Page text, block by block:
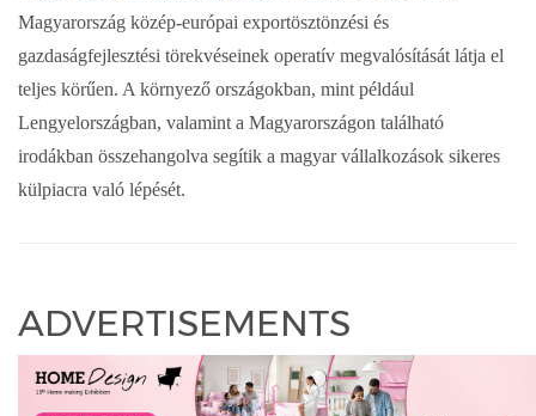
Magyarország közép-európai exportösztönzési és
gazdaságfejlesztési törekvéseinek operatív megvalósítását látja el
teljes körűen. A környező országokban, mint például
Lengyelországban, valamint a Magyarországon található
irodákban összehangolva segítik a magyar vállalkozások sikeres
külpiacra való lépését.
ADVERTISEMENTS